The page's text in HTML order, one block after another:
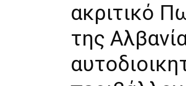
ακριτικό
της